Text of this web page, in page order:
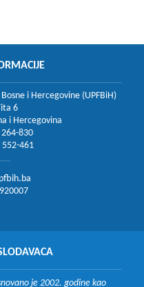
i Hercegovine (UPFBiH)
6
i Hercegovina
830
552-461
je 2002. godine kao